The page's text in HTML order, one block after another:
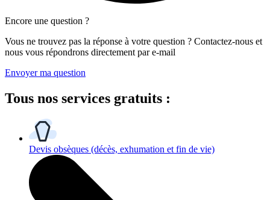
Encore une question ?
Vous ne trouvez pas la réponse à votre question ? Contactez-nous et
nous vous répondrons directement par e-mail
Envoyer ma question
Tous nos services gratuits :
Devis obsèques (décès, exhumation et fin de vie)